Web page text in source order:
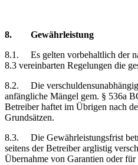
8.
Gewährleistung
8.1.
Es gelten vorbehaltlich der
8.3 vereinbarten Regelungen die
8.2.
Die
anfängliche Mängel gem. § 536a
Betreiber haftet im Übrigen nach
Grundsätzen.
8.3.
Die Gewährleistungsfrist
seitens der Betreiber arglistig
Übernahme von Garantien oder für